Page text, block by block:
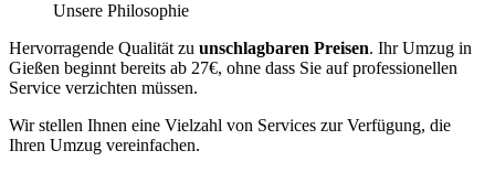
Unsere Philosophie
Hervorragende Qualität zu unschlagbaren Preisen. Ihr Umzug in
Gießen beginnt bereits ab 27€, ohne dass Sie auf professionellen
Service verzichten müssen.
Wir stellen Ihnen eine Vielzahl von Services zur Verfügung, die
Ihren Umzug vereinfachen.